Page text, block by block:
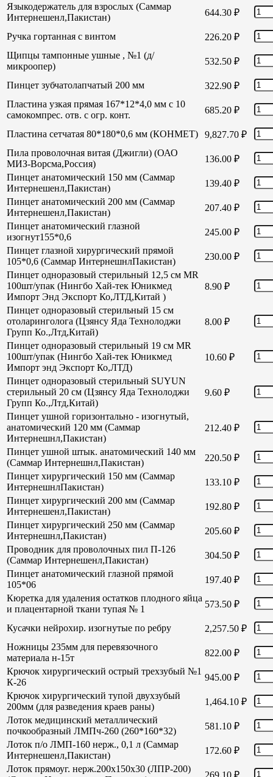
Языкодержатель для взрослых (Саммар
Интернешенл,Пакистан)
644.30 ₽
Ручка гортанная с винтом 226.20 ₽
Щипцы тампонные ушные , №1 (д/
микроопер)
532.50 ₽
Пинцет зубчатолапчатый 200 мм 322.90 ₽
Пластина узкая прямая 167*12*4,0 мм с 10
самокомпрес. отв. с огр. конт.
685.20 ₽
Пластина сетчатая 80*180*0,6 мм (КОНМЕТ) 9,827.70 ₽
Пила проволочная витая (Джигли) (ОАО
МИЗ-Ворсма,Россия)
136.00 ₽
Пинцет анатомический 150 мм (Саммар
Интернешенл,Пакистан)
139.40 ₽
Пинцет анатомический 200 мм (Саммар
Интернешенл,Пакистан)
207.40 ₽
Пинцет анатомический глазной
изогнут155*0,6
245.00 ₽
Пинцет глазной хирургический прямой
105*0,6 (Саммар ИнтернешнлПакистан)
230.00 ₽
Пинцет одноразовый стерильный 12,5 см MR
100шт/упак (Нингбо Хай-тек Юникмед
Импорт Энд Экспорт Ко,ЛТД,Китай )
8.90 ₽
Пинцет одноразовый стерильный 15 см
отоларинголога (Цзянсу Яда Технолоджи
Групп Ко.,Лтд,Китай)
8.00 ₽
Пинцет одноразовый стерильный 19 см MR
100шт/упак (Нингбо Хай-тек Юникмед
Импорт энд Экспорт Ко,ЛТД)
10.60 ₽
Пинцет одноразовый стерильный SUYUN
стерильный 20 см (Цзянсу Яда Технолоджи
Групп Ко.,Лтд,Китай)
9.60 ₽
Пинцет ушной горизонтально - изогнутый,
анатомический 120 мм (Саммар
Интернешнл,Пакистан)
212.40 ₽
Пинцет ушной штык. анатомический 140 мм
(Саммар Интернешнл,Пакистан)
220.50 ₽
Пинцет хирургический 150 мм (Саммар
ИнтернешнлПакистан)
133.10 ₽
Пинцет хирургический 200 мм (Саммар
Интернешенл,Пакистан)
192.80 ₽
Пинцет хирургический 250 мм (Саммар
Интернешнл,Пакистан)
205.60 ₽
Проводник для проволочных пил П-126
(Саммар Интернешенл,Пакистан)
304.50 ₽
Пинцет анатомический глазной прямой
105*06
197.40 ₽
Кюретка для удаления остатков плодного яйца
и плацентарной ткани тупая № 1
573.50 ₽
Кусачки нейрохир. изогнутые по ребру 2,257.50 ₽
Ножницы 235мм для перевязочного
материала н-15т
822.00 ₽
Крючок хирургический острый трехзубый №1
К-26
945.00 ₽
Крючок хирургический тупой двухзубый
200мм (для разведения краев раны)
1,464.10 ₽
Лоток медицинский металлический
почкообразный ЛМПч-260 (260*160*32)
581.10 ₽
Лоток п/о ЛМП-160 нерж., 0,1 л (Саммар
Интернешенл,Пакистан)
172.60 ₽
Лоток прямоуг. нерж.200х150х30 (ЛПР-200)
269.10 ₽